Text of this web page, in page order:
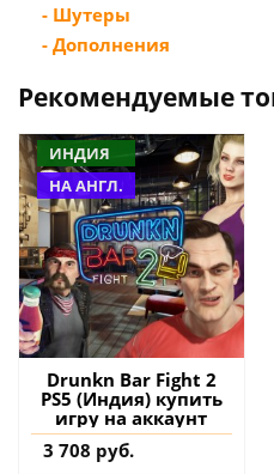
- Шутеры
- Дополнения
Рекомендуемые
ИНДИЯ
НА АНГЛ.
Drunkn Bar Fight 2
PS5 (Индия) купить
игру на аккаунт
3 708 руб.